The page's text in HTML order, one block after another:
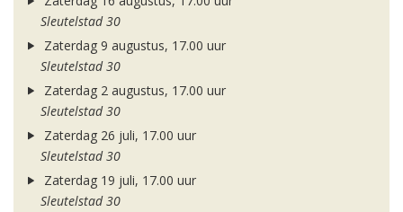
Sleutelstad 30
Zaterdag 9 augustus, 17.00 uur
Sleutelstad 30
Zaterdag 2 augustus, 17.00 uur
Sleutelstad 30
Zaterdag 26 juli, 17.00 uur
Sleutelstad 30
Zaterdag 19 juli, 17.00 uur
Sleutelstad 30